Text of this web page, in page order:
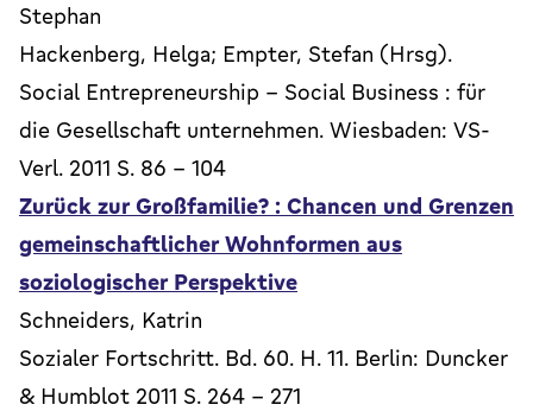
Stephan
Hackenberg, Helga; Empter, Stefan (Hrsg).
Social Entrepreneurship - Social Business : für
die Gesellschaft unternehmen. Wiesbaden: VS-
Verl. 2011 S. 86 - 104
Zurück zur Großfamilie? : Chancen und Grenzen
gemeinschaftlicher Wohnformen aus
soziologischer Perspektive
Schneiders, Katrin
Sozialer Fortschritt. Bd. 60. H. 11. Berlin: Duncker
& Humblot 2011 S. 264 - 271